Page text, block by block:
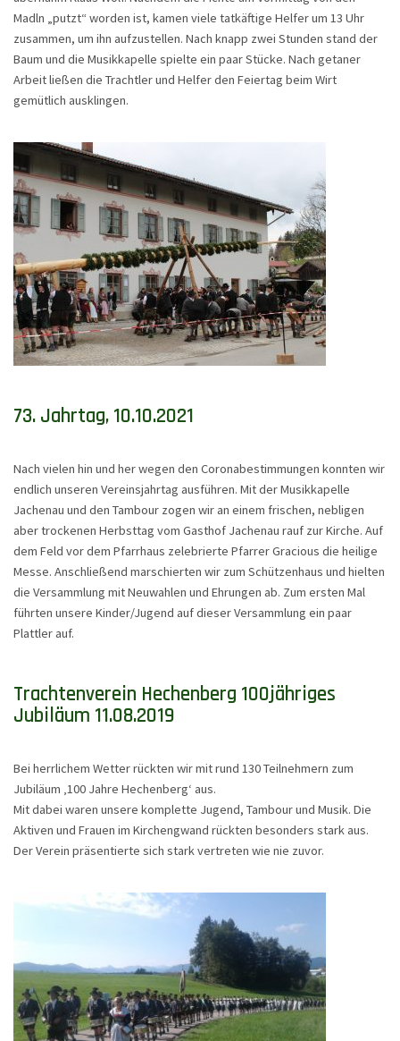
Madln „putzt“ worden ist, kamen viele tatkäftige Helfer um 13 Uhr
zusammen, um ihn aufzustellen. Nach knapp zwei Stunden stand der
Baum und die Musikkapelle spielte ein paar Stücke. Nach getaner
Arbeit ließen die Trachtler und Helfer den Feiertag beim Wirt
gemütlich ausklingen.
73. Jahrtag, 10.10.2021
Nach vielen hin und her wegen den Coronabestimmungen konnten wir
endlich unseren Vereinsjahrtag ausführen. Mit der Musikkapelle
Jachenau und den Tambour zogen wir an einem frischen, nebligen
aber trockenen Herbsttag vom Gasthof Jachenau rauf zur Kirche. Auf
dem Feld vor dem Pfarrhaus zelebrierte Pfarrer Gracious die heilige
Messe. Anschließend marschierten wir zum Schützenhaus und hielten
die Versammlung mit Neuwahlen und Ehrungen ab. Zum ersten Mal
führten unsere Kinder/Jugend auf dieser Versammlung ein paar
Plattler auf.
Trachtenverein Hechenberg 100jähriges
Jubiläum 11.08.2019
Bei herrlichem Wetter rückten wir mit rund 130 Teilnehmern zum
Jubiläum ‚100 Jahre Hechenberg‘ aus.
Mit dabei waren unsere komplette Jugend, Tambour und Musik. Die
Aktiven und Frauen im Kirchengwand rückten besonders stark aus.
Der Verein präsentierte sich stark vertreten wie nie zuvor.